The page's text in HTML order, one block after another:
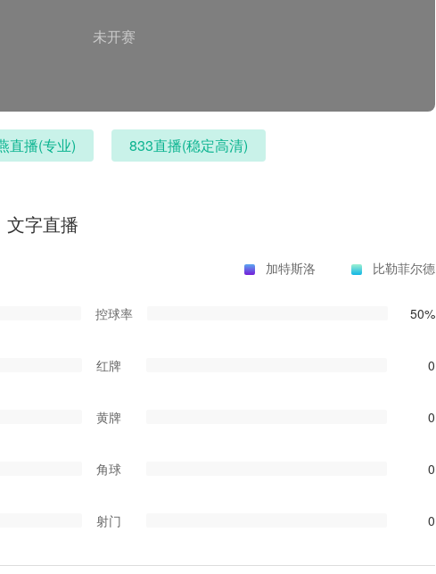
未开赛
直播(专业) 833直播(稳定高清)
文字直播
加特斯洛 比勒菲尔德
控球率 50%
红牌 0
黄牌 0
角球 0
射门 0